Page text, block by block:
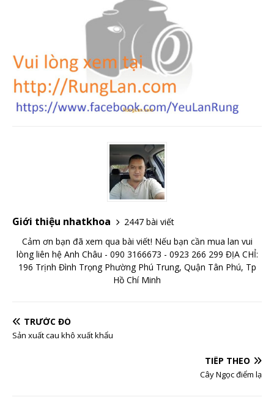
Giới thiệu nhatkhoa
2447 bài viết
Cảm ơn bạn đã xem qua bài viết! Nếu bạn cần mua lan vui
lòng liên hệ Anh Châu - 090 3166673 - 0923 266 299 ĐỊA CHỈ:
196 Trịnh Đình Trọng Phường Phú Trung, Quận Tân Phú, Tp
Hồ Chí Minh
TRƯỚC ĐÓ
Sản xuất cau khô xuất khẩu
TIẾP THEO
Cây Ngọc điểm lạ